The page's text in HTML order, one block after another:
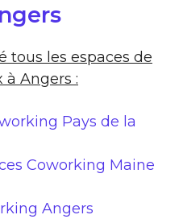
tous les espaces de
Angers :
Pays de la
Coworking Maine
Angers